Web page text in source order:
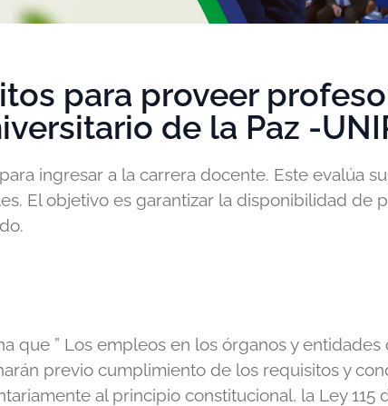
para proveer
de la Paz -
ingresar a la carrera docente. Este evalúa
El objetivo es garantizar la disponibilidad de
que ” Los empleos en los órganos y
previo cumplimiento de los requisitos y
al principio constitucional, la Ley